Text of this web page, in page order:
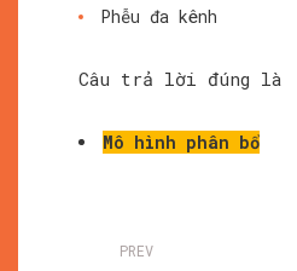
Phễu đa kênh
Câu trả lời đúng là
Mô hình phân bổ
PREV